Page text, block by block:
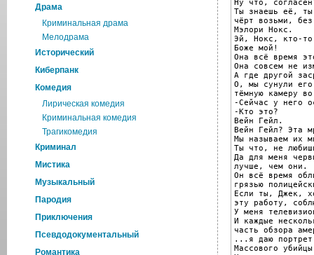
Драма
Криминальная драма
Мелодрама
Исторический
Киберпанк
Комедия
Лирическая комедия
Криминальная комедия
Трагикомедия
Криминал
Мистика
Музыкальный
Пародия
Приключения
Псевдодокументальный
Романтика
Ну что,
Ты знаешь её,
чёрт возьми,
Мэлори Нокс.
Эй, Нокс, кто-
Боже мой!
Она всё время
Она совсем не
А где другой
О, мы сунули
тёмную камеру
-Сейчас у него
-Кто это?
Вейн Гейл.
Вейн Гейл? Эта
Мы называем их
Ты что, не
Да для меня
лучше, чем они.
Он всё время
грязью
Если ты, Джек,
эту работу,
У меня
И каждые
часть обзора
...я даю портрет
Массового